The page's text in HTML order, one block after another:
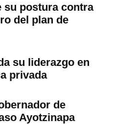
su postura contra
del plan de
su liderazgo en
privada
de
Ayotzinapa